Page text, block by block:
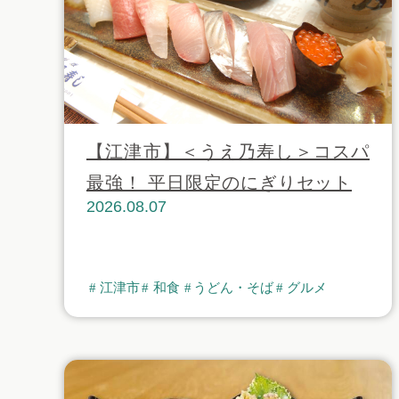
【江津市】＜うえ乃寿し＞コスパ
最強！ 平日限定のにぎりセット
2026.08.07
江津市 和食 うどん・そば グルメ